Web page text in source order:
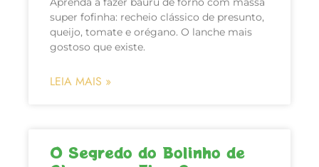
super fofinha: recheio clássico de presunto,
queijo, tomate e orégano. O lanche mais
gostoso que existe.
LEIA MAIS »
O Segredo do Bolinho de